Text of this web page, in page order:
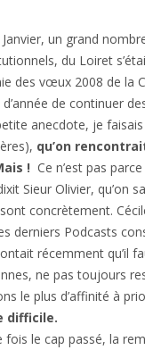
un grand
du Loiret
des vœux 2008 de la
de continuer
anecdote, je
qu’on
! Ce n’est pas
Sieur Olivier, qu’on
concrètement.
derniers Podcasts
récemment qu’il
ne pas toujours
le plus d’affinité à
difficile.
fois le cap passé, la